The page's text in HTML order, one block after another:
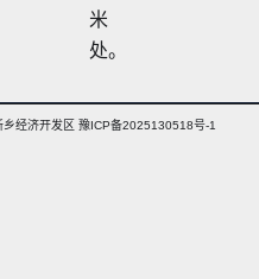
米
处。
经济开发区 豫ICP备2025130518号-1